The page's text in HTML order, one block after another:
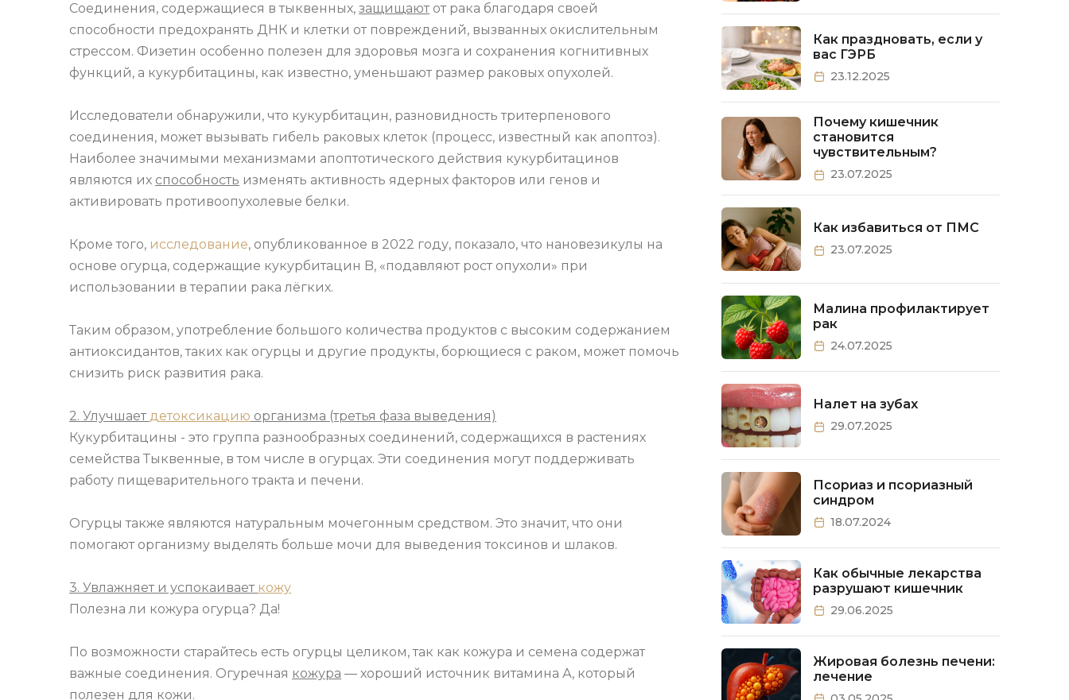
Соединения, содержащиеся в тыквенных, защищают от рака благодаря своей
способности предохранять ДНК и клетки от повреждений, вызванных окислительным
стрессом. Физетин особенно полезен для здоровья мозга и сохранения когнитивных
функций, а кукурбитацины, как известно, уменьшают размер раковых опухолей.
Исследователи обнаружили, что кукурбитацин, разновидность тритерпенового
соединения, может вызывать гибель раковых клеток (процесс, известный как апоптоз).
Наиболее значимыми механизмами апоптотического действия кукурбитацинов
являются их способность изменять активность ядерных факторов или генов и
активировать противоопухолевые белки.
Кроме того, исследование, опубликованное в 2022 году, показало, что нановезикулы на
основе огурца, содержащие кукурбитацин B, «подавляют рост опухоли» при
использовании в терапии рака лёгких.
Таким образом, употребление большого количества продуктов с высоким содержанием
антиоксидантов, таких как огурцы и другие продукты, борющиеся с раком, может помочь
снизить риск развития рака.
2. Улучшает детоксикацию организма (третья фаза выведения)
Кукурбитацины - это группа разнообразных соединений, содержащихся в растениях
семейства Тыквенные, в том числе в огурцах. Эти соединения могут поддерживать
работу пищеварительного тракта и печени.
Огурцы также являются натуральным мочегонным средством. Это значит, что они
помогают организму выделять больше мочи для выведения токсинов и шлаков.
3. Увлажняет и успокаивает кожу
Полезна ли кожура огурца? Да!
По возможности старайтесь есть огурцы целиком, так как кожура и семена содержат
важные соединения. Огуречная кожура — хороший источник витамина А, который
полезен для кожи.
Как праздновать, если у
вас ГЭРБ
23.12.2025
Почему кишечник
становится
чувствительным?
23.07.2025
Как избавиться от ПМС
23.07.2025
Малина профилактирует
рак
24.07.2025
Налет на зубах
29.07.2025
Псориаз и псориазный
синдром
18.07.2024
Как обычные лекарства
разрушают кишечник
29.06.2025
Жировая болезнь печени:
лечение